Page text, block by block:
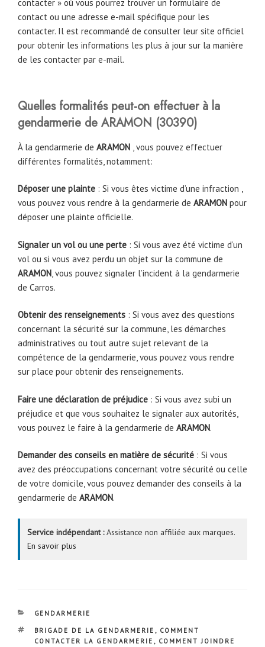
contacter » où vous pourrez trouver un formulaire de
contact ou une adresse e-mail spécifique pour les
contacter. Il est recommandé de consulter leur site officiel
pour obtenir les informations les plus à jour sur la manière
de les contacter par e-mail.
Quelles formalités peut-on effectuer à la
gendarmerie de ARAMON (30390)
À la gendarmerie de ARAMON , vous pouvez effectuer
différentes formalités, notamment:
Déposer une plainte : Si vous êtes victime d’une infraction ,
vous pouvez vous rendre à la gendarmerie de ARAMON pour
déposer une plainte officielle.
Signaler un vol ou une perte : Si vous avez été victime d’un
vol ou si vous avez perdu un objet sur la commune de
ARAMON , vous pouvez signaler l’incident à la gendarmerie
de Carros.
Obtenir des renseignements : Si vous avez des questions
concernant la sécurité sur la commune, les démarches
administratives ou tout autre sujet relevant de la
compétence de la gendarmerie, vous pouvez vous rendre
sur place pour obtenir des renseignements.
Faire une déclaration de préjudice : Si vous avez subi un
préjudice et que vous souhaitez le signaler aux autorités,
vous pouvez le faire à la gendarmerie de ARAMON.
Demander des conseils en matière de sécurité : Si vous
avez des préoccupations concernant votre sécurité ou celle
de votre domicile, vous pouvez demander des conseils à la
gendarmerie de ARAMON.
Service indépendant :Assistance non affiliée aux marques.
En savoir plus
CATÉGORIES
GENDARMERIE
ÉTIQUETTES
BRIGADE DE LA GENDARMERIE , COMMENT
CONTACTER LA GENDARMERIE , COMMENT JOINDRE